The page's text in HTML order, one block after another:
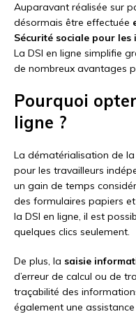
Auparavant réalisée sur
désormais être effectuée
Sécurité sociale pour les
La DSI en ligne simplifie
de nombreux avantages
Pourquoi
ligne ?
La dématérialisation de la
pour les travailleurs
un gain de temps
des formulaires papiers
la DSI en ligne, il est
quelques clics seulement.
De plus, la saisie
d’erreur de calcul ou de
traçabilité des
également une